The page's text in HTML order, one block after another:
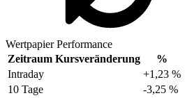
Wertpapier Performance
Zeitraum Kursveränderung
%
Intraday
+1,23 %
10 Tage
-3,25 %